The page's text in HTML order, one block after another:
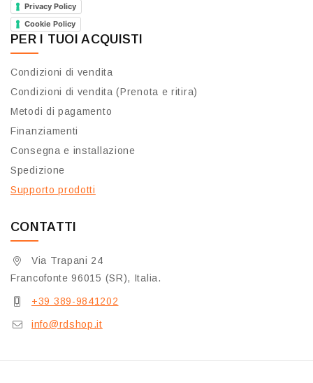
Privacy Policy
Cookie Policy
PER I TUOI ACQUISTI
Condizioni di vendita
Condizioni di vendita (Prenota e ritira)
Metodi di pagamento
Finanziamenti
Consegna e installazione
Spedizione
Supporto prodotti
CONTATTI
Via Trapani 24
Francofonte 96015 (SR), Italia.
+39 389-9841202
info@rdshop.it